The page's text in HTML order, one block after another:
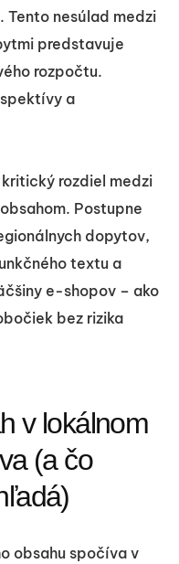
Tento nesúlad medzi
predstavuje
rozpočtu.
a
rozdiel medzi
Postupne
dopytov,
textu a
e-shopov – ako
bez rizika
v lokálnom
(a čo
obsahu spočíva v